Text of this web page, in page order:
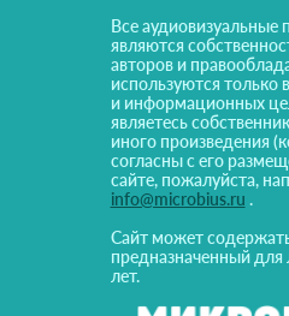
Все аудиовизуальные
являются
авторов и
используются только
и информационных
являетесь
иного произведения
согласны с его
сайте, пожалуйста,
info@microbius.ru .
Сайт может
предназначенный
лет.